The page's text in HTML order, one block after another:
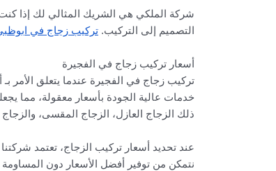
شركة الملكي هي الشريك المثالي لك إذا
التصميم إلى التركيب. تركيب زجاج في
أسعار تركيب زجاج في الفجيرة
تركيب زجاج في الفجيرة عندما يتعلق الأمر
خدمات عالية الجودة بأسعار معقولة، مما
ذلك الزجاج العازل، الزجاج المقسى،
عند تحديد أسعار تركيب الزجاج، تعتمد
نتمكن من توفير أفضل الأسعار دون